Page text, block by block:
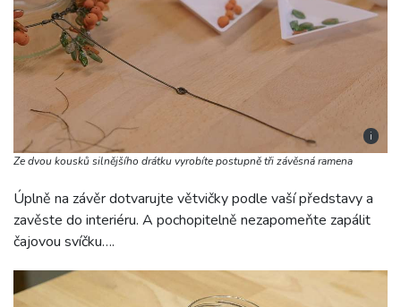
i
Ze dvou kousků silnějšího drátku vyrobíte postupně tři závěsná ramena
Úplně na závěr dotvarujte větvičky podle vaší představy a
zavěste do interiéru. A pochopitelně nezapomeňte zapálit
čajovou svíčku….